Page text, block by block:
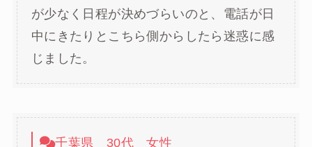
が少なく日程が決めづらいのと、電話が日
中にきたりとこちら側からしたら迷惑に感
じました。
千葉県 30代 女性